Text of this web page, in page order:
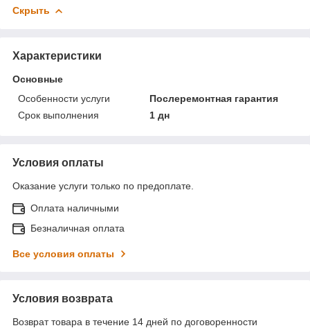
Скрыть
Характеристики
Основные
Особенности услуги
Послеремонтная гарантия
Срок выполнения
1 дн
Условия оплаты
Оказание услуги только по предоплате.
Оплата наличными
Безналичная оплата
Все условия оплаты
Условия возврата
Возврат товара в течение 14 дней по договоренности